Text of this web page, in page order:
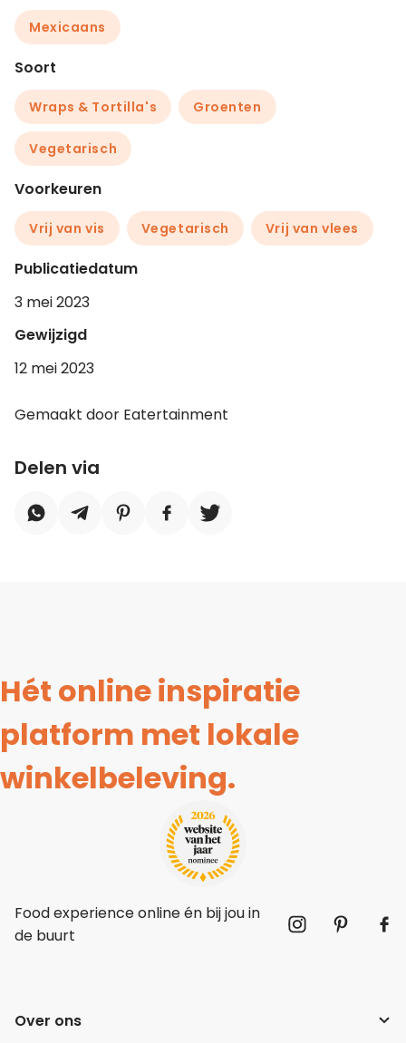
Mexicaans
Soort
Wraps & Tortilla's Groenten
Vegetarisch
Voorkeuren
Vrij van vis Vegetarisch Vrij van vlees
Publicatiedatum
3 mei 2023
Gewijzigd
12 mei 2023
Gemaakt door Eatertainment
Delen via
Hét online inspiratie
platform met lokale
winkelbeleving.
Food experience online én bij jou in
de buurt
Over ons